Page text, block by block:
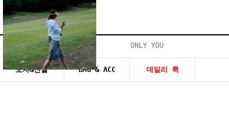
시즌20~50%세일 ONLY YOU
모자&신발 BAG & ACC 데일리 룩